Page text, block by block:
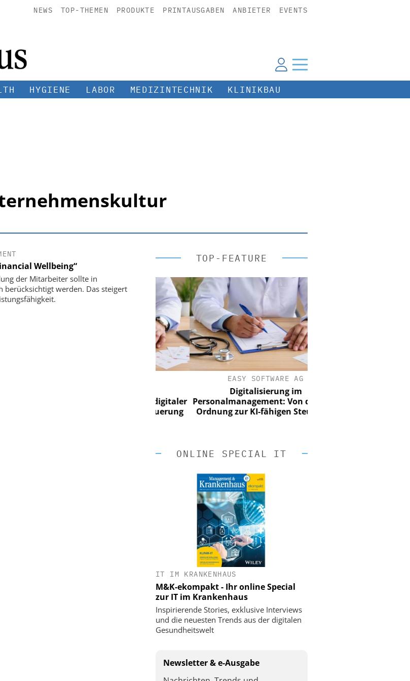
NEWS TOP-THEMEN PRODUKTE PRINTAUSGABEN ANBIETER EVENTS
HYGIENE LABOR MEDIZINTECHNIK KLINIKBAU
Wellbeing“
der Mitarbeiter sollte in
berücksichtigt werden. Das steigert
TOP-FEATURE
Personalmanagement: Von digitaler
Ordnung zur KI-fähigen Steuerung
EASY SOFTWARE AG
Digitalisierung im
Personalmanagement: Von digitaler
Ordnung zur KI-fähigen Steuerung
ONLINE SPECIAL IT
IT IM KRANKENHAUS
M&K-ekompakt - Ihr online Special
zur IT im Krankenhaus
Inspirierende Stories, exklusive Interviews
und die neuesten Trends aus der digitalen
Gesundheitswelt
Newsletter & e-Ausgabe